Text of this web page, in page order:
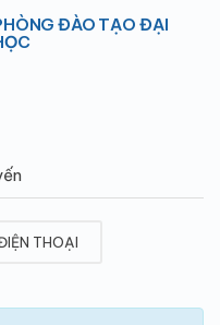
ĐÀO TẠO ĐẠI
THOẠI